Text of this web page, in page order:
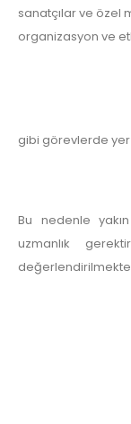
sanatçılar ve özel
organizasyon ve
gibi görevlerde yer
Bu nedenle
uzmanlık